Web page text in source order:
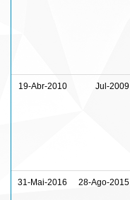
19-Abr-2010 Jul-2009
31-Mai-2016 28-Ago-2015